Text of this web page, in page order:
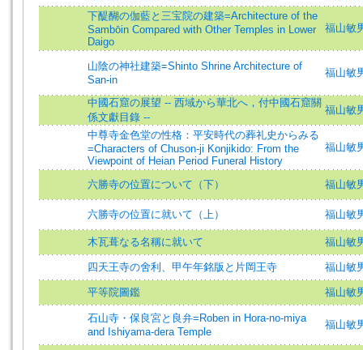
下醍醐の伽藍と三宝院の建築=Architecture of the
Sambōin Compared with Other Temples in Lower
Daigo
福山敏
山陰の神社建築=Shinto Shrine Architecture of
San-in
福山敏
中國石窟の展望 -- 西域から華北へ，付中國石窟關
係文獻目錄 --
福山敏
中尊寺金色堂の性格：平安時代の葬礼史からみる
=Characters of Chuson-ji Konjikido: From the
Viewpoint of Heian Period Funeral History
福山敏
六勝寺の位置について（下） 福山敏
六勝寺の位置に就いて（上） 福山敏
木瓦葺なる名稱に就いて 福山敏
四天王寺の舍利、甲午年銘版と片岡王寺 福山敏
平等院圖鑑 福山敏
石山寺・保良宮と良弁=Roben in Hora-no-miya
and Ishiyama-dera Temple
福山敏